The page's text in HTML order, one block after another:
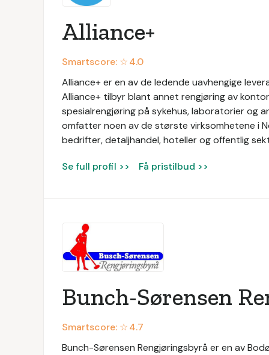
Alliance+
Smartscore: ☆4.0
Alliance+ er en av de ledende uavhengige
Alliance+ tilbyr blant annet rengjøring av
spesialrengjøring på sykehus, laboratorier og
omfatter noen av de største virksomhetene i
bedrifter, detaljhandel, hoteller og offentlig
Se full profil >> Få pristilbud >>
Bunch-Sørensen
Smartscore: ☆4.7
Bunch-Sørensen Rengjøringsbyrå er en av